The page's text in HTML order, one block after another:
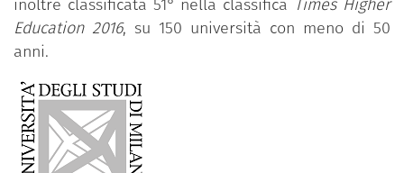
inoltre classificata 51° nella classifica Times Higher
Education 2016, su 150 università con meno di 50
anni.